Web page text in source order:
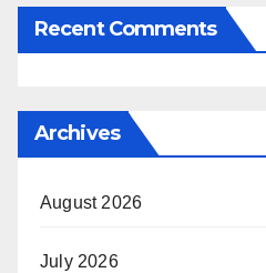
Recent Comments
Archives
August 2026
July 2026